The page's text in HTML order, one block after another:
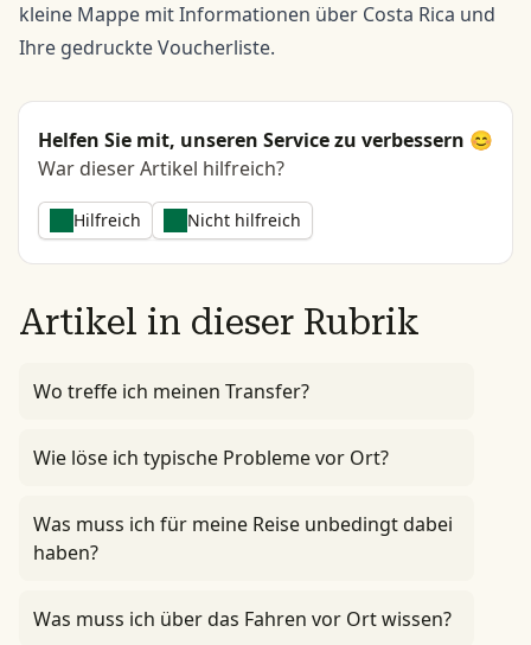
kleine Mappe mit Informationen über Costa Rica und
Ihre gedruckte Voucherliste.
Helfen Sie mit, unseren Service zu verbessern 😊
War dieser Artikel hilfreich?
Hilfreich Nicht hilfreich
Artikel in dieser Rubrik
Wo treffe ich meinen Transfer?
Wie löse ich typische Probleme vor Ort?
Was muss ich für meine Reise unbedingt dabei
haben?
Was muss ich über das Fahren vor Ort wissen?